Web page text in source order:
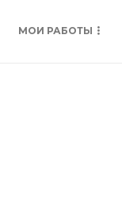
МОИ РАБОТЫ